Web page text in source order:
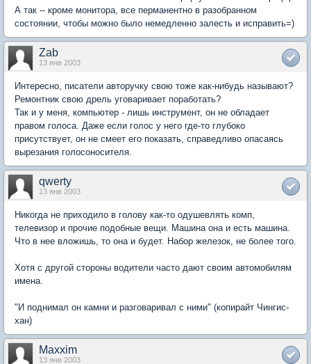
А так -- кроме монитора, все перманентно в разобранном
состоянии, чтобы можно было немедленно залесть и исправить=)
Zab
13 янв 2003
Интересно, писатели авторучку свою тоже как-нибудь называют?
Ремонтник свою дрель уговаривает поработать?
Так и у меня, компьютер - лишь инструмент, он не обладает
правом голоса. Даже если голос у него где-то глубоко
присутствует, он не смеет его показать, справедливо опасаясь
вырезания голосоносителя.
qwerty
13 янв 2003
Никогда не приходило в голову как-то одушевлять комп,
телевизор и прочие подобные вещи. Машина она и есть машина.
Что в нее вложишь, то она и будет. Набор железок, не более того.
Хотя с другой стороны водители часто дают своим автомобилям
имена.
"И поднимал он камни и разговаривал с ними" (копирайт Чингис-
хан)
Maxxim
13 янв 2003